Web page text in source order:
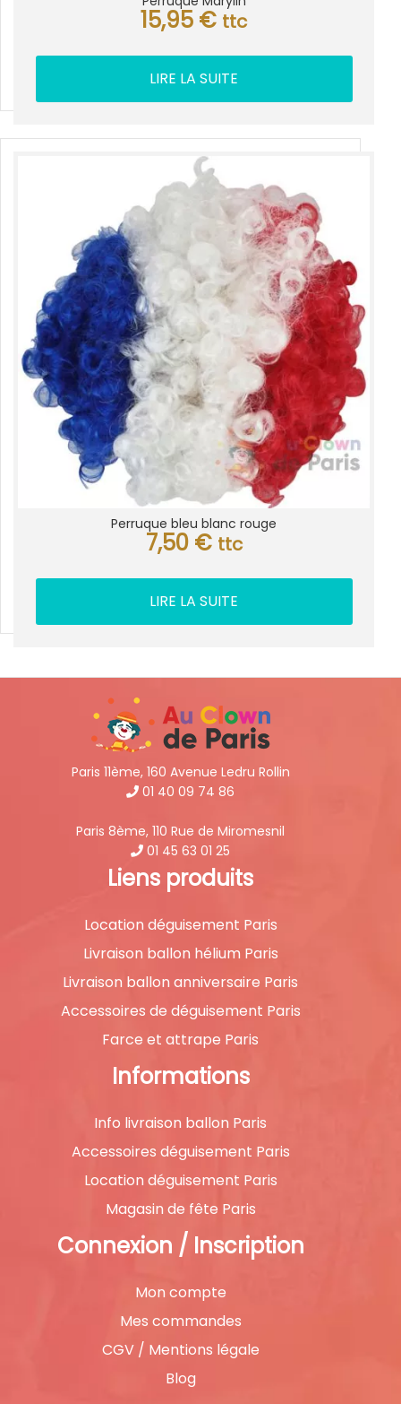
15,95 € ttc
LIRE LA SUITE
Perruque bleu blanc rouge
7,50 € ttc
LIRE LA SUITE
Paris 11ème, 160 Avenue Ledru Rollin
01 40 09 74 86
Paris 8ème, 110 Rue de Miromesnil
01 45 63 01 25
Liens produits
Location déguisement Paris
Livraison ballon hélium Paris
Livraison ballon anniversaire Paris
Accessoires de déguisement Paris
Farce et attrape Paris
Informations
Info livraison ballon Paris
Accessoires déguisement Paris
Location déguisement Paris
Magasin de fête Paris
Connexion / Inscription
Mon compte
Mes commandes
CGV / Mentions légale
Blog